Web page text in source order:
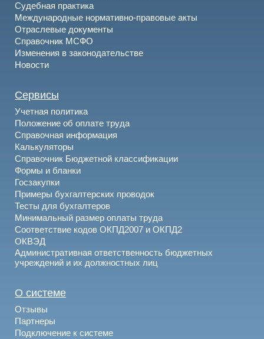
Судебная практика
Международные нормативно-правовые акты
Отраслевые документы
Справочник МСФО
Изменения в законодательстве
Новости
Сервисы
Учетная политика
Положение об оплате труда
Справочная информация
Калькуляторы
Справочник Бюджетной классификации
Формы и бланки
Госзакупки
Примеры бухгалтерских проводок
Тесты для бухгалтеров
Минимальный размер оплаты труда
Соответствие кодов ОКПД2007 и ОКПД2
ОКВЭД
Административная ответственность бюджетных
учреждений и их должностных лиц
О системе
Отзывы
Партнеры
Подключение к системе